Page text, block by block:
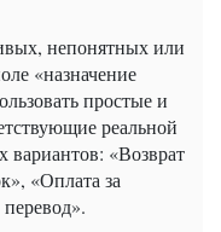
непонятных или
«назначение
простые и
реальной
вариантов: «Возврат
«Оплата за